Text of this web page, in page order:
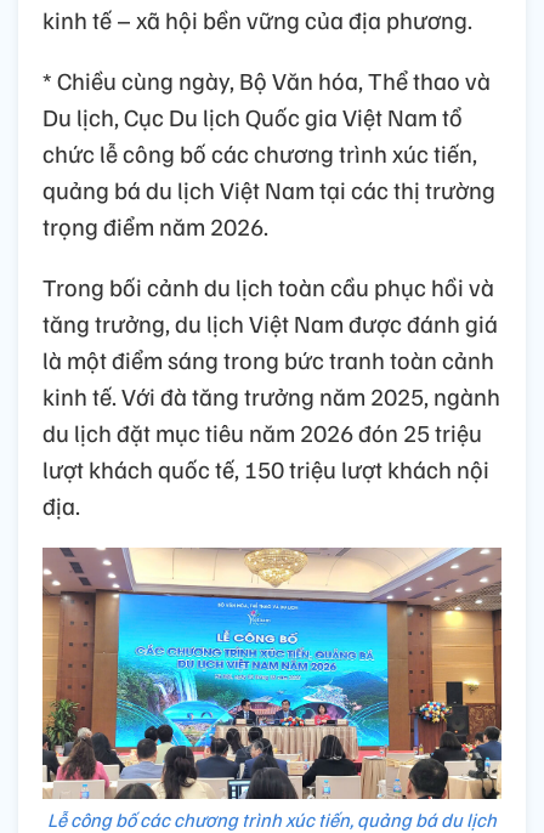
kinh tế – xã hội bền vững của địa phương.
* Chiều cùng ngày, Bộ Văn hóa, Thể thao và
Du lịch, Cục Du lịch Quốc gia Việt Nam tổ
chức lễ công bố các chương trình xúc tiến,
quảng bá du lịch Việt Nam tại các thị trường
trọng điểm năm 2026.
Trong bối cảnh du lịch toàn cầu phục hồi và
tăng trưởng, du lịch Việt Nam được đánh giá
là một điểm sáng trong bức tranh toàn cảnh
kinh tế. Với đà tăng trưởng năm 2025, ngành
du lịch đặt mục tiêu năm 2026 đón 25 triệu
lượt khách quốc tế, 150 triệu lượt khách nội
địa.
Lễ công bố các chương trình xúc tiến, quảng bá du lịch